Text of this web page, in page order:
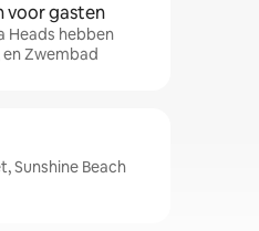
voor gasten
Heads hebben
Zwembad
Sunshine Beach